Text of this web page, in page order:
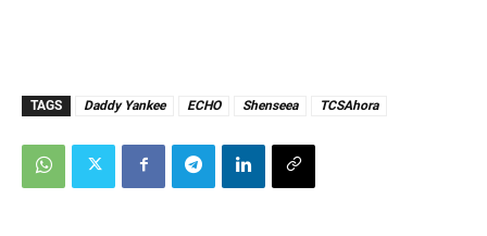
TAGS Daddy Yankee ECHO Shenseea TCSAhora